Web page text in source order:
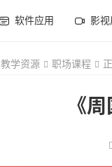
软件应用 影
教学资源 职场课程
《